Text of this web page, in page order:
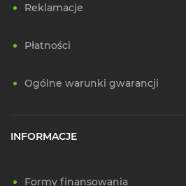
Reklamacje
Płatności
Ogólne warunki gwarancji
INFORMACJE
Formy finansowania